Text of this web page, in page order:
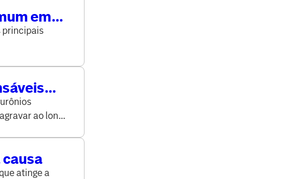
em
principais
ao longo
causa
atinge a